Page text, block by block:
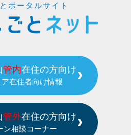
ポータルサイト
管内在住の方向け
在住者向け情報
管外在住の方向け
ン相談コーナー